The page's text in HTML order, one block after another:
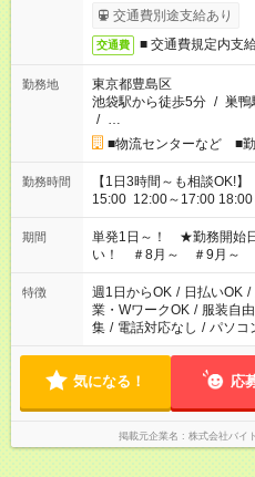
交通費別途支給あり
交通費 ■ 交通費規定内支
勤務地
東京都豊島区
池袋駅から徒歩5分 / 巣鴨
/ …
■物流センターなど ■
勤務時間
【1日3時間～も相談OK!】 ＜シフト例＞ 9:00～12:00 10:00～
15:00 12:00～17:00 18:00～21:00 など
お気軽にご相談ください！
期間
単発1日～！ ★勤務開始
い！ ＃8月～ ＃9月～
特徴 週1日からOK / 日払いOK /
業・WワークOK / 服装自由
集 / 電話対応なし / パソコ
気になる！ 応
掲載元企業名 株式会社バイ